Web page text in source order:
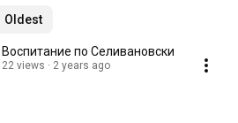
Oldest
Воспитание по Селивановски
22 views 2 years ago